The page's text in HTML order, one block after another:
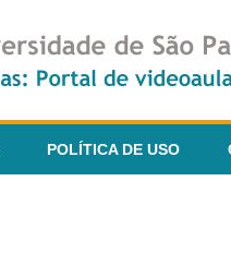
POLÍTICA DE USO